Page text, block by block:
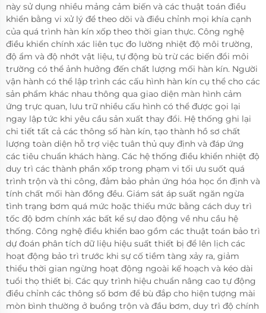
này sử dụng nhiều mảng cảm biến và các thuật toán điều
khiển bằng vi xử lý để theo dõi và điều chỉnh mọi khía cạnh
của quá trình hàn kín xốp theo thời gian thực. Công nghệ
điều khiển chính xác liên tục đo lường nhiệt độ môi trường,
độ ẩm và độ nhớt vật liệu, tự động bù trừ các biến đổi môi
trường có thể ảnh hưởng đến chất lượng mối hàn kín. Người
vận hành có thể lập trình các cấu hình hàn kín cụ thể cho các
sản phẩm khác nhau thông qua giao diện màn hình cảm
ứng trực quan, lưu trữ nhiều cấu hình có thể được gọi lại
ngay lập tức khi yêu cầu sản xuất thay đổi. Hệ thống ghi lại
chi tiết tất cả các thông số hàn kín, tạo thành hồ sơ chất
lượng toàn diện hỗ trợ việc tuân thủ quy định và đáp ứng
các tiêu chuẩn khách hàng. Các hệ thống điều khiển nhiệt độ
duy trì các thành phần xốp trong phạm vi tối ưu suốt quá
trình trộn và thi công, đảm bảo phản ứng hóa học ổn định và
tính chất mối hàn đồng đều. Giám sát áp suất ngăn ngừa
tình trạng bơm quá mức hoặc thiếu mức bằng cách duy trì
tốc độ bơm chính xác bất kể sự dao động về nhu cầu hệ
thống. Công nghệ điều khiển bao gồm các thuật toán bảo trì
dự đoán phân tích dữ liệu hiệu suất thiết bị để lên lịch các
hoạt động bảo trì trước khi sự cố tiềm tàng xảy ra, giảm
thiểu thời gian ngừng hoạt động ngoài kế hoạch và kéo dài
tuổi thọ thiết bị. Các quy trình hiệu chuẩn nâng cao tự động
điều chỉnh các thông số bơm để bù đắp cho hiện tượng mài
mòn bình thường ở buồng trộn và đầu bơm, duy trì độ chính